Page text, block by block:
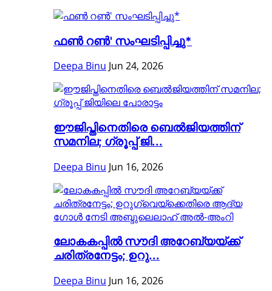
ഫൺ റൺ' സംഘടിപ്പിച്ചു*
Deepa Binu Jun 24, 2026
ഈജിപ്തിനെതിരെ ബെൽജിയത്തിന്
സമനില; ഗ്രൂപ്പ് ജി...
Deepa Binu Jun 16, 2026
ലോകകപ്പിൽ സൗദി അറേബ്യയ്ക്ക്
ചരിത്രനേട്ടം; ഉറു...
Deepa Binu Jun 16, 2026